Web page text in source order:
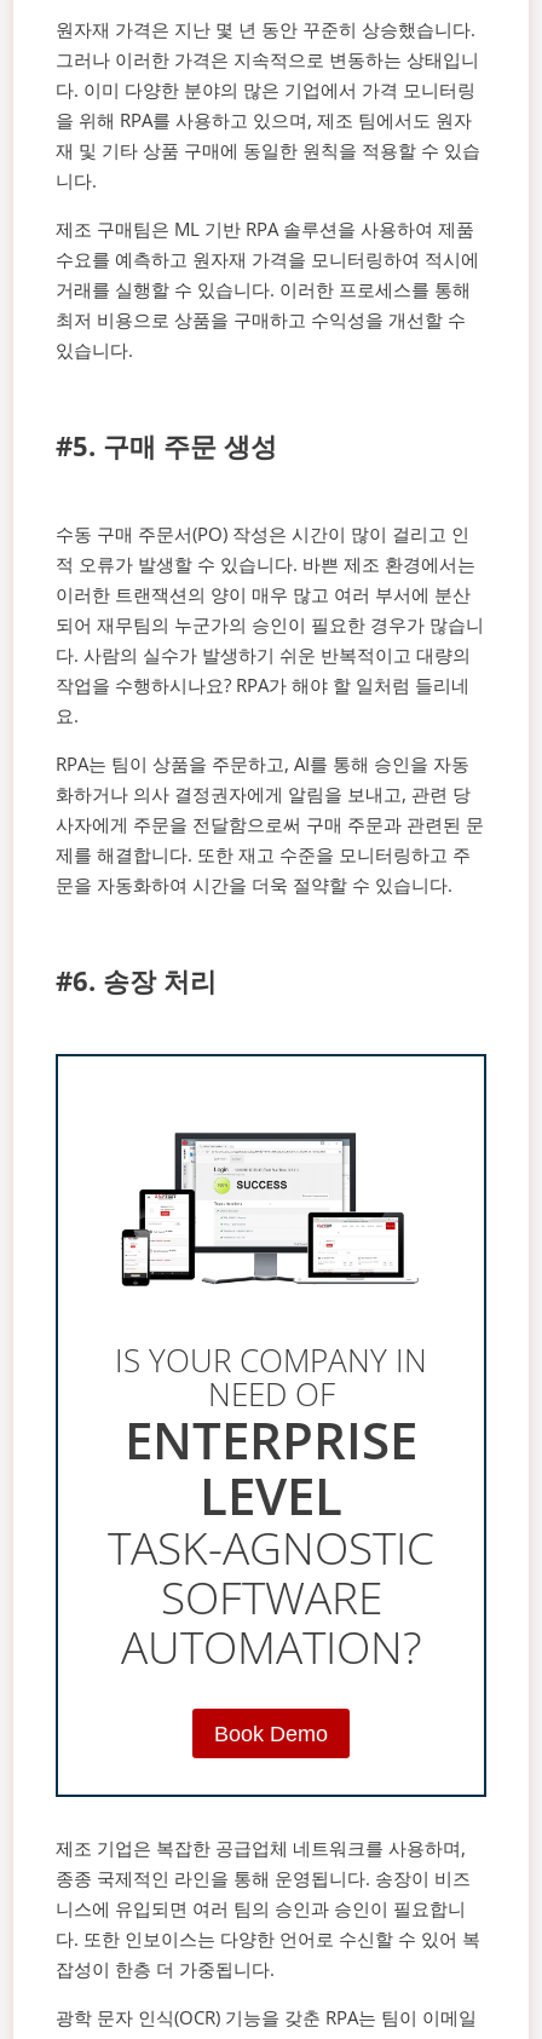
원자재 가격은 지난 몇 년 동안 꾸준히 상승했습니다.
그러나 이러한 가격은 지속적으로 변동하는 상태입니
다. 이미 다양한 분야의 많은 기업에서 가격 모니터링
을 위해 RPA를 사용하고 있으며, 제조 팀에서도 원자
재 및 기타 상품 구매에 동일한 원칙을 적용할 수 있습
니다.
제조 구매팀은 ML 기반 RPA 솔루션을 사용하여 제품
수요를 예측하고 원자재 가격을 모니터링하여 적시에
거래를 실행할 수 있습니다. 이러한 프로세스를 통해
최저 비용으로 상품을 구매하고 수익성을 개선할 수
있습니다.
#5. 구매 주문 생성
수동 구매 주문서(PO) 작성은 시간이 많이 걸리고 인
적 오류가 발생할 수 있습니다. 바쁜 제조 환경에서는
이러한 트랜잭션의 양이 매우 많고 여러 부서에 분산
되어 재무팀의 누군가의 승인이 필요한 경우가 많습니
다. 사람의 실수가 발생하기 쉬운 반복적이고 대량의
작업을 수행하시나요? RPA가 해야 할 일처럼 들리네
요.
RPA는 팀이 상품을 주문하고, AI를 통해 승인을 자동
화하거나 의사 결정권자에게 알림을 보내고, 관련 당
사자에게 주문을 전달함으로써 구매 주문과 관련된 문
제를 해결합니다. 또한 재고 수준을 모니터링하고 주
문을 자동화하여 시간을 더욱 절약할 수 있습니다.
#6. 송장 처리
IS YOUR COMPANY IN
NEED OF
ENTERPRISE
LEVEL
TASK-AGNOSTIC
SOFTWARE
AUTOMATION?
Book Demo
제조 기업은 복잡한 공급업체 네트워크를 사용하며,
종종 국제적인 라인을 통해 운영됩니다. 송장이 비즈
니스에 유입되면 여러 팀의 승인과 승인이 필요합니
다. 또한 인보이스는 다양한 언어로 수신할 수 있어 복
잡성이 한층 더 가중됩니다.
광학 문자 인식(OCR) 기능을 갖춘 RPA는 팀이 이메일